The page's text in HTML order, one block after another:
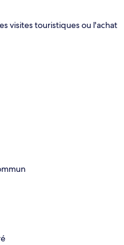
visites touristiques ou l'achat